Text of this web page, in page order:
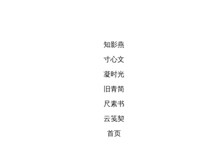
知影燕
寸心文
凝时光
旧青简
尺素书
云笺契
首页